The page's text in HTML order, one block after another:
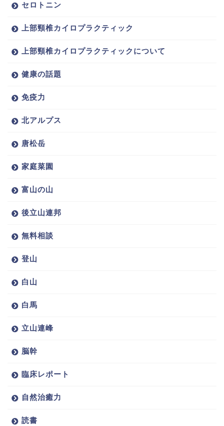
セロトニン
上部頸椎カイロプラクティック
上部頸椎カイロプラクティックについて
健康の話題
免疫力
北アルプス
唐松岳
家庭菜園
富山の山
後立山連邦
無料相談
登山
白山
白馬
立山連峰
脳幹
臨床レポート
自然治癒力
読書